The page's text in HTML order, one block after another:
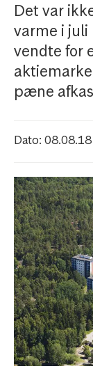
Det var
varme i juli
vendte for
pæne
Dato: 08.08.18